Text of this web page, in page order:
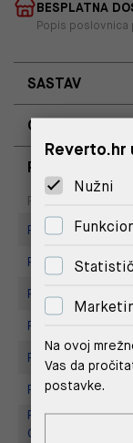
BESPLATNA
Popis poslovnica
SASTAV
OPIS
Poslovnica
Replay store,
Replay Store,
Replay Store,
Replay Store,
Replay Store,
Replay store,
Replay Outlet
Outlet Croatia
Nužni
Na ovoj
Vas da
postavke.